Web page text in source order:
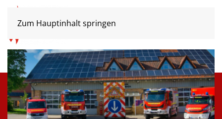
Zum Hauptinhalt springen